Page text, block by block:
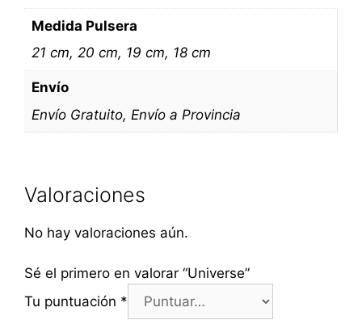
Medida Pulsera
21 cm, 20 cm, 19 cm, 18 cm
Envío
Envío Gratuito, Envío a Provincia
Valoraciones
No hay valoraciones aún.
Sé el primero en valorar “Universe”
Tu puntuación *